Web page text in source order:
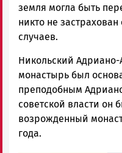
земля могла быть
никто не
случаев.
Никольский
монастырь был
преподобным
советской власти он
возрожденный
года.